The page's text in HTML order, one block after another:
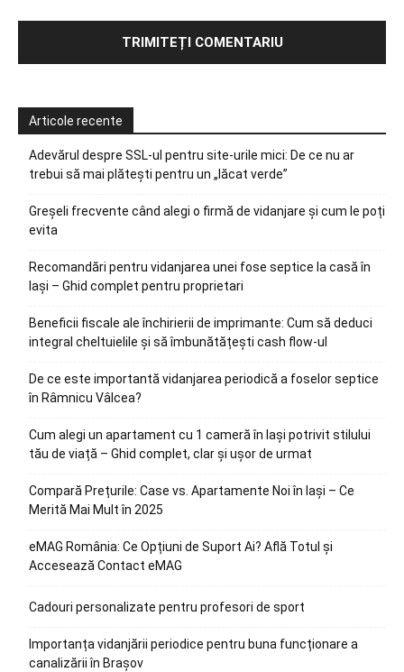
Articole recente
Adevărul despre SSL-ul pentru site-urile mici: De ce nu ar
trebui să mai plătești pentru un „lăcat verde”
Greșeli frecvente când alegi o firmă de vidanjare și cum le poți
evita
Recomandări pentru vidanjarea unei fose septice la casă în
Iași – Ghid complet pentru proprietari
Beneficii fiscale ale închirierii de imprimante: Cum să deduci
integral cheltuielile și să îmbunătățești cash flow-ul
De ce este importantă vidanjarea periodică a foselor septice
în Râmnicu Vâlcea?
Cum alegi un apartament cu 1 cameră în Iași potrivit stilului
tău de viață – Ghid complet, clar și ușor de urmat
Compară Prețurile: Case vs. Apartamente Noi în Iași – Ce
Merită Mai Mult în 2025
eMAG România: Ce Opțiuni de Suport Ai? Află Totul și
Accesează Contact eMAG
Cadouri personalizate pentru profesori de sport
Importanța vidanjării periodice pentru buna funcționare a
canalizării în Brașov